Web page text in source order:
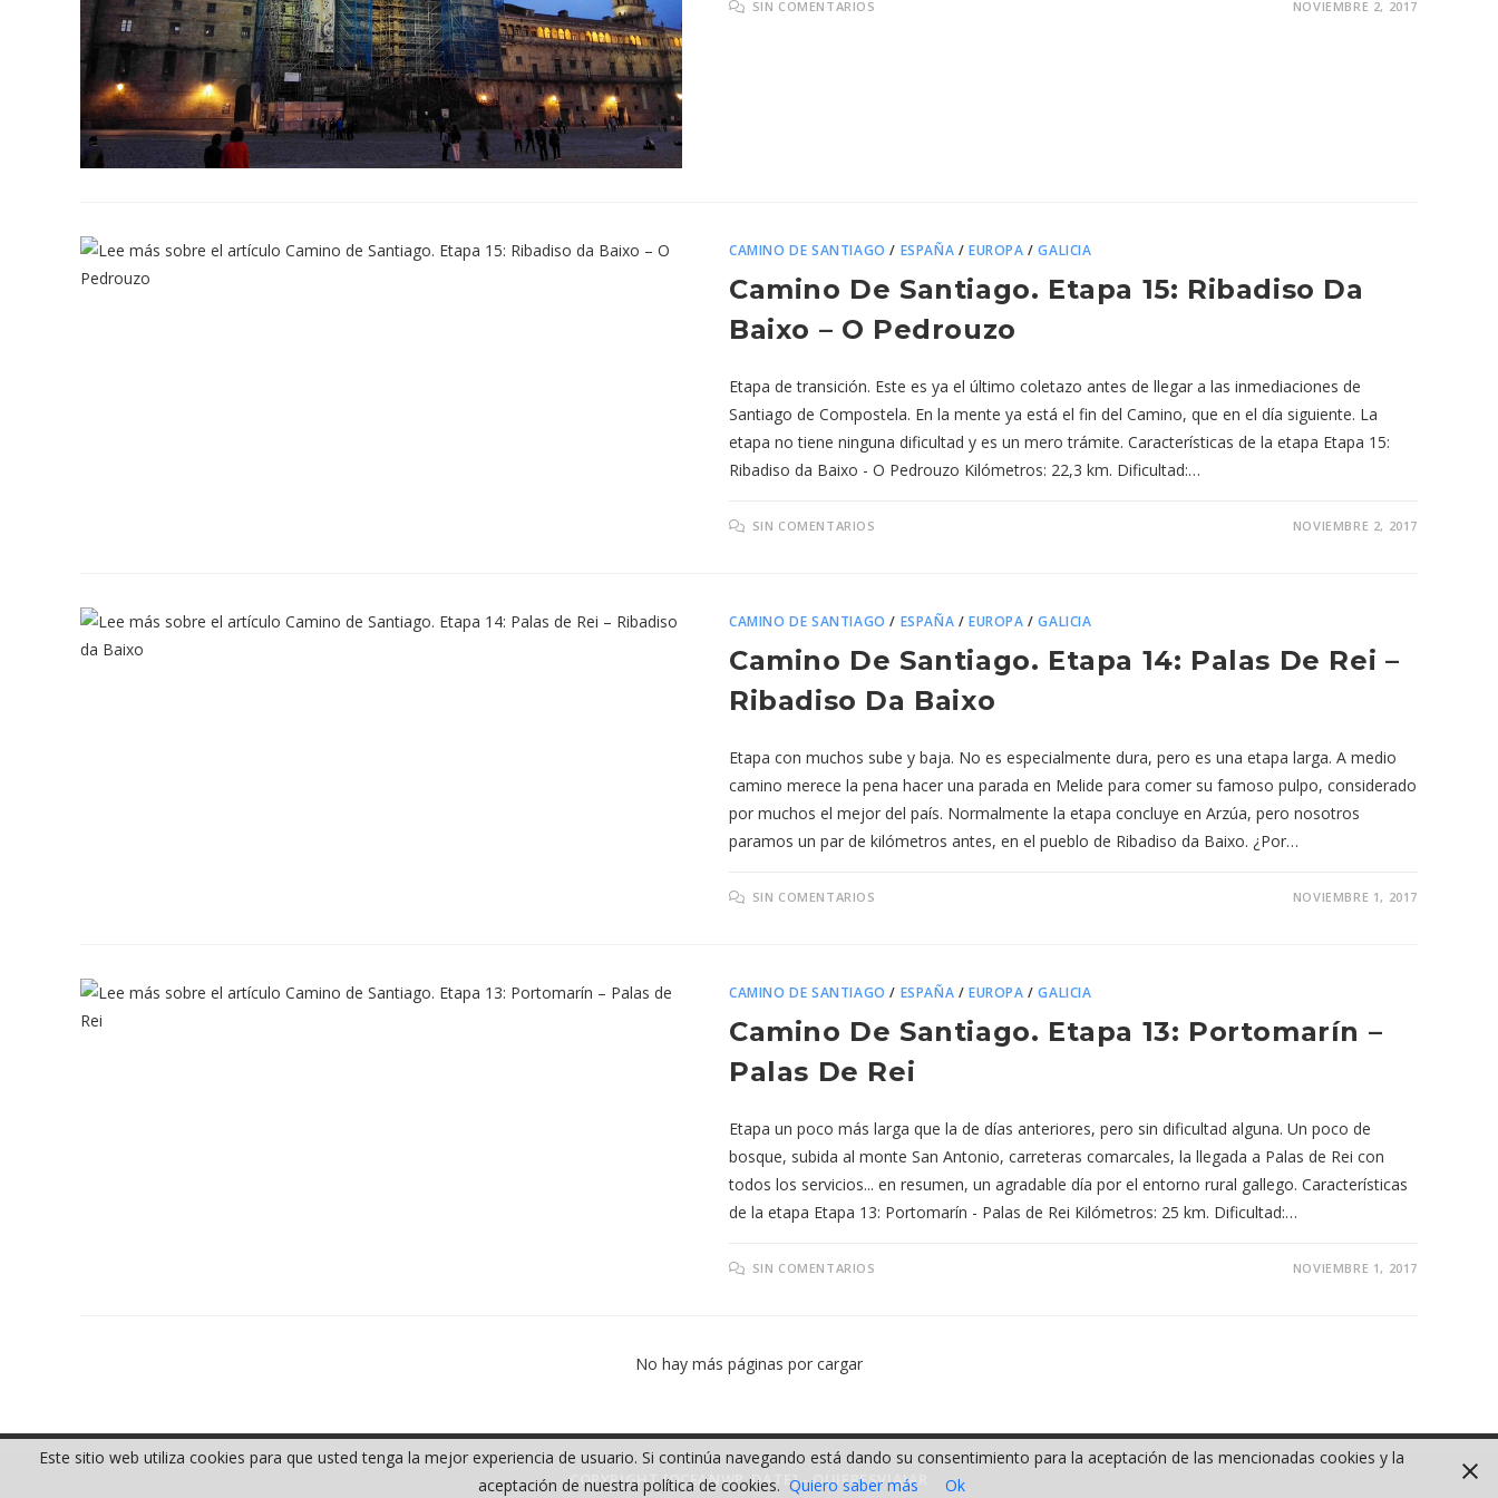
SIN COMENTARIOS NOVIEMBRE 2, 2017
CAMINO DE SANTIAGO / ESPAÑA /EUROPA /GALICIA
Camino De Santiago. Etapa 15: Ribadiso Da
Baixo – O Pedrouzo
Etapa de transición. Este es ya el último coletazo antes de llegar a las inmediaciones de
Santiago de Compostela. En la mente ya está el fin del Camino, que en el día siguiente. La
etapa no tiene ninguna dificultad y es un mero trámite. Características de la etapa Etapa 15:
Ribadiso da Baixo - O Pedrouzo Kilómetros: 22,3 km. Dificultad:…
SIN COMENTARIOS NOVIEMBRE 2, 2017
CAMINO DE SANTIAGO / ESPAÑA /EUROPA /GALICIA
Camino De Santiago. Etapa 14: Palas De Rei –
Ribadiso Da Baixo
Etapa con muchos sube y baja. No es especialmente dura, pero es una etapa larga. A medio
camino merece la pena hacer una parada en Melide para comer su famoso pulpo, considerado
por muchos el mejor del país. Normalmente la etapa concluye en Arzúa, pero nosotros
paramos un par de kilómetros antes, en el pueblo de Ribadiso da Baixo. ¿Por…
SIN COMENTARIOS NOVIEMBRE 1, 2017
CAMINO DE SANTIAGO / ESPAÑA /EUROPA /GALICIA
Camino De Santiago. Etapa 13: Portomarín –
Palas De Rei
Etapa un poco más larga que la de días anteriores, pero sin dificultad alguna. Un poco de
bosque, subida al monte San Antonio, carreteras comarcales, la llegada a Palas de Rei con
todos los servicios... en resumen, un agradable día por el entorno rural gallego. Características
de la etapa Etapa 13: Portomarín - Palas de Rei Kilómetros: 25 km. Dificultad:…
SIN COMENTARIOS NOVIEMBRE 1, 2017
No hay más páginas por cargar
COPYRIGHT [OCEANWP_DATE] - QUIERESVIAJAR
Este sitio web utiliza cookies para que usted tenga la mejor experiencia de usuario. Si continúa navegando está dando su consentimiento para la aceptación de las mencionadas cookies y la
aceptación de nuestra política de cookies. Quiero saber más Ok